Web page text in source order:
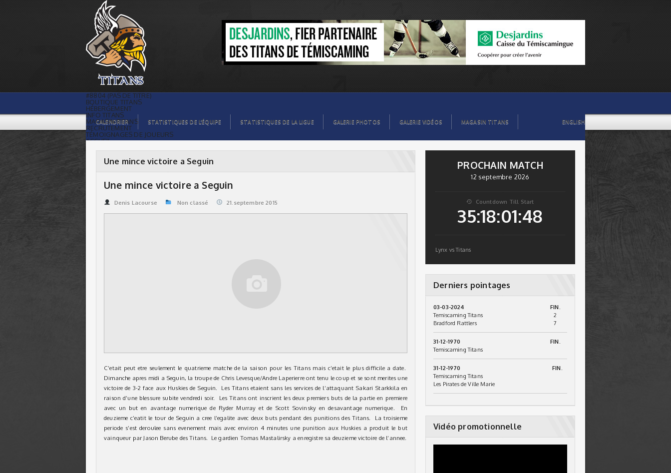
Une mince victoire a Seguin | Titans de
témiscaming
#8804 (PAS DE TITRE)
BOUTIQUE TITANS
HÉBERGEMENT
INFO TITANS
MAGASIN TITANS
RECRUTEMENT
TÉMOIGNAGES DE JOUEURS
ACCUEIL
GALERIE PHOTOS
STATISTIQUES
ORGANISATION
CALENDRIER
COMMANDITAIRES
STATISTIQUES DE LA LIGUE
CALENDRIER STATISTIQUES DE L’ÉQUIPE STATISTIQUES DE LA LIGUE GALERIE PHOTOS GALERIE VIDÉOS MAGASIN TITANS ENGLISH
Une mince victoire a Seguin
Une mince victoire a Seguin
Denis Lacourse Non classé 21.septembre 2015
C’etait peut etre seulement le quatrieme matche de la saison pour les Titans mais c’etait le plus difficile a date.
Dimanche apres midi a Seguin, la troupe de Chris Levesque/Andre Laperierre ont tenu le coup et se sont merites une
victoire de 3-2 face aux Huskies de Seguin. Les Titans etaient sans les services de l’attaquant Sakari Starkkila en
raison d’une blessure subite vendredi soir. Les Titans ont inscrient les deux premiers buts de la partie en premiere
avec un but en avantage numerique de Ryder Murray et de Scott Sovinsky en desavantage numerique. En
deuzieme c’eatit le tour de Seguin a cree l’egalite avec deux buts pendant des punitions des Titans. La troisieme
periode s’est deroulee sans evenement mais avec environ 4 minutes une punition aux Huskies a produit le but
vainqueur par Jason Berube des Titans. Le gardien Tomas Mastalirsky a enregistre sa deuzieme victoire de l’annee.
PROCHAIN MATCH
12 septembre 2026
 Countdown Till Start
35:18:01:48
Lynx vs Titans
Derniers pointages
03-03-2024
FIN.
Temiscaming Titans
2
Bradford Rattlers
7
31-12-1970
FIN.
Temiscaming Titans
31-12-1970
FIN.
Temiscaming Titans
Les Pirates de Ville Marie
Vidéo promotionnelle